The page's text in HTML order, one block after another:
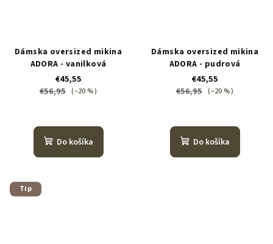
Dámska oversized mikina
ADORA - vanilková
€45,55
€56,95 (–20 %)
Do košíka
Dámska oversized mikina
ADORA - pudrová
€45,55
€56,95 (–20 %)
Do košíka
Tip